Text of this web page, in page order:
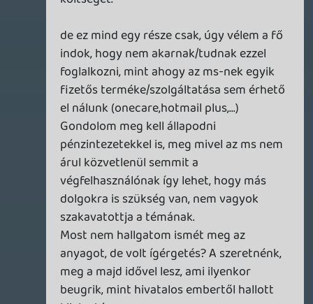
Akkor meg nem kell igérgetni.
náti 2008.10.26 12:29:08
chrss 2008.10.27 09:23:40 #0lfl7
a zene és filmeletöltés ott a fő ok
szerintem... mint ahogy itthon is az megy
nagyüzemben...
Takedown 2008.10.27 09:18:02 #0lfl6
jo podcast lett ahoz képeest h 2-en voltak
vége kicsit furcsa lett de amugy jo 🙂
Gaben 2008.10.26 20:57:52 #0lfl5